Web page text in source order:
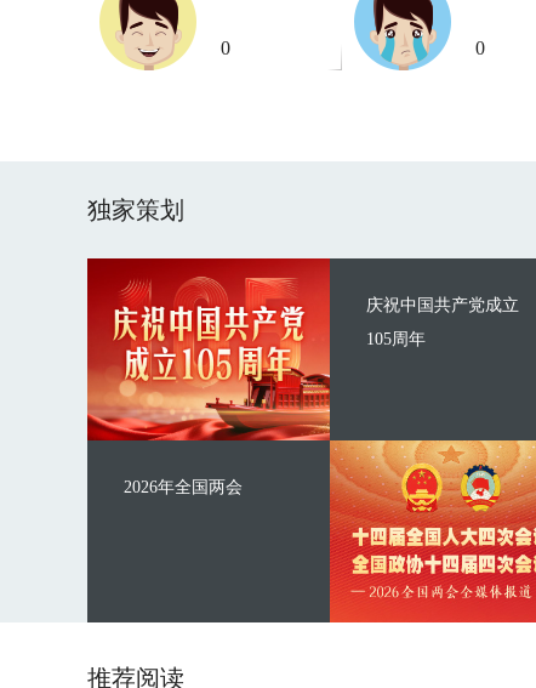
0 0
独家策划
庆祝中国共产党成立
105周年
2026年全国两会
推荐阅读